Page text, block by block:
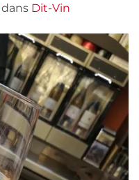
dans Dit-Vin